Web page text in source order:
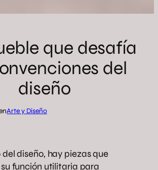
que desafía
del
diseño
Arte y Diseño
del diseño, hay piezas que
función utilitaria para